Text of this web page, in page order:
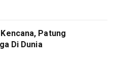
Patung
Di Dunia